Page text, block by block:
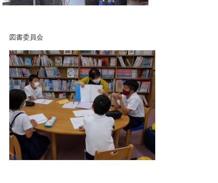
図書委員会